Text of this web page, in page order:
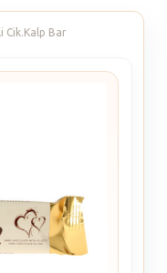
Cik.Kalp Bar